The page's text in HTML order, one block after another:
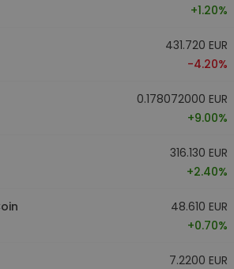
+1.20%
431.720 EUR
-4.20%
0.178072000 EUR
+9.00%
316.130 EUR
+2.40%
48.610 EUR
+0.70%
7.2200 EUR